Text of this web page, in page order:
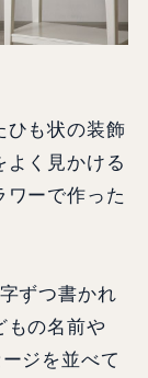
も状の装飾
よく見かける
ワーで作った
ずつ書かれ
もの名前や
ジを並べて